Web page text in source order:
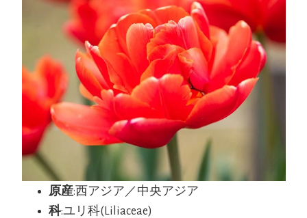
原産:西アジア／中央アジア
科:ユリ科(Liliaceae)